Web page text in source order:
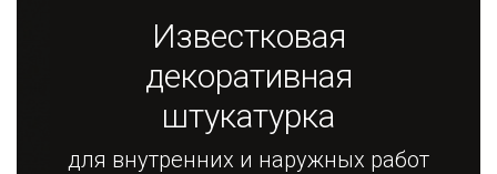
Известковая
декоративная
штукатурка
для внутренних и наружных работ